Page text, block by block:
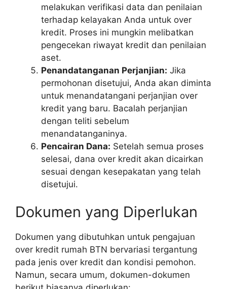
melakukan verifikasi data dan penilaian
terhadap kelayakan Anda untuk over
kredit. Proses ini mungkin melibatkan
pengecekan riwayat kredit dan penilaian
aset.
Penandatanganan Perjanjian: Jika
permohonan disetujui, Anda akan diminta
untuk menandatangani perjanjian over
kredit yang baru. Bacalah perjanjian
dengan teliti sebelum
menandatanganinya.
Pencairan Dana: Setelah semua proses
selesai, dana over kredit akan dicairkan
sesuai dengan kesepakatan yang telah
disetujui.
Dokumen yang Diperlukan
Dokumen yang dibutuhkan untuk pengajuan
over kredit rumah BTN bervariasi tergantung
pada jenis over kredit dan kondisi pemohon.
Namun, secara umum, dokumen-dokumen